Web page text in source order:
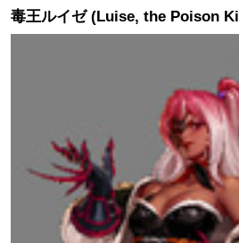
毒王ルイゼ (Luise, the Poison